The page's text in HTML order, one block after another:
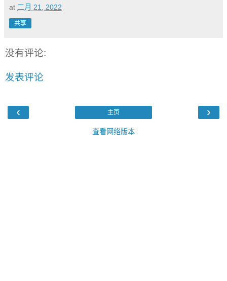
at 二月 21, 2022
共享
没有评论:
发表评论
‹ ›
主页
查看网络版本